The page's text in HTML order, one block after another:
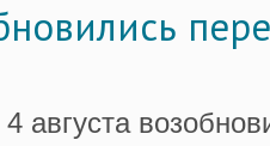
августа